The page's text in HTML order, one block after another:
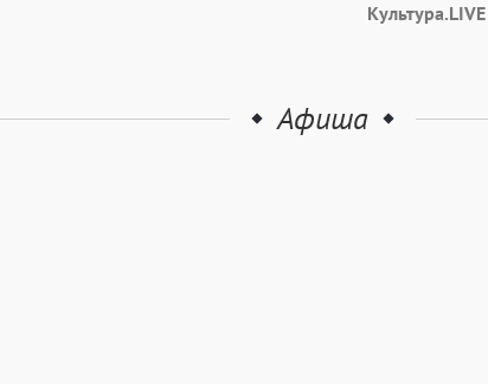
Культура.LIVE
Афиша